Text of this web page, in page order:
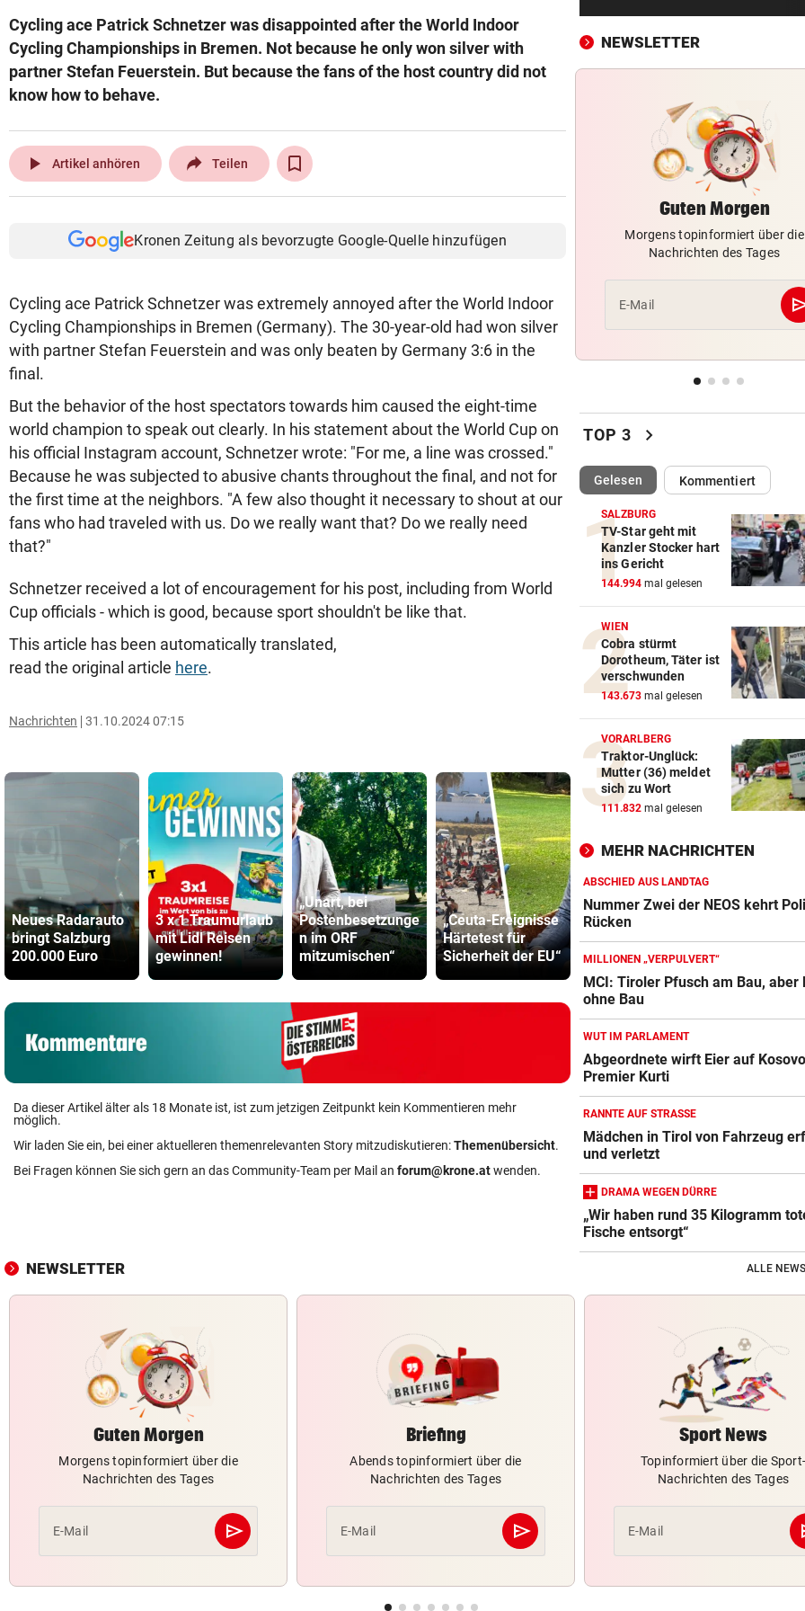
Cycling ace Patrick Schnetzer was disappointed after the World Indoor
Cycling Championships in Bremen. Not because he only won silver with
partner Stefan Feuerstein. But because the fans of the host country did not
know how to behave.
play_arrow Artikel anhören Teilen
Kronen Zeitung als bevorzugte Google-Quelle hinzufügen
Cycling ace Patrick Schnetzer was extremely annoyed after the World Indoor
Cycling Championships in Bremen (Germany). The 30-year-old had won silver
with partner Stefan Feuerstein and was only beaten by Germany 3:6 in the
final.
But the behavior of the host spectators towards him caused the eight-time
world champion to speak out clearly. In his statement about the World Cup on
his official Instagram account, Schnetzer wrote: "For me, a line was crossed."
Because he was subjected to abusive chants throughout the final, and not for
the first time at the neighbors. "A few also thought it necessary to shout at our
fans who had traveled with us. Do we really want that? Do we really need
that?"
Schnetzer received a lot of encouragement for his post, including from World
Cup officials - which is good, because sport shouldn't be like that.
This article has been automatically translated,
read the original article here.
Nachrichten 31.10.2024 07:15
Neues Radarauto
bringt Salzburg
200.000 Euro
3 x 1 Traumurlaub
mit Lidl Reisen
gewinnen!
„Unart, bei
Postenbesetzunge
n im ORF
mitzumischen“
„Ceuta-Ereignisse
Härtetest für
Sicherheit der EU“
Panthers fügen
Vikings erste
Niederlage in
AFLE zu
Frau in
Waren es
Da dieser Artikel älter als 18 Monate ist, ist zum jetzigen Zeitpunkt kein Kommentieren mehr
möglich.
Wir laden Sie ein, bei einer aktuelleren themenrelevanten Story mitzudiskutieren:Themenübersicht.
Bei Fragen können Sie sich gern an das Community-Team per Mail an forum@krone.atwenden.
Waldbrände eskalieren!
A4 teils gesperrt
KEINE SPUR ... vor
KINDHEITSERINNERUNGEN
Juhu! Die Diddl-Maus ist
wieder zurück
VATER VERSTORBEN vor 2
Lionel Messi reist mit
Trauerfeier
vor
gegen Infantino
Die große Kunst, richtig
sein
DAS SAGT PARTEICHEF
Trotz Babler-Streit: „SPÖ
OÖ zulegen“
GEFAHR DURCH HITZE vor
„Diese Menschen dürfen
vergessen“
„HOT GIRL SUMMER“ vor
Diese Filme sind perfekt für
Mädelsabend
WIEDER VERSCHÄRFUNGEN
Minister plant noch
Regeln für E-Scooter
„FACEBOOK-MORD“ vor
Waren es zwei Täter?
OLYMPIA-HELD GSTREIN vor
„Ich bin immer noch der
geblieben“
FC RED BULL SALZBURG vor 3
Haris Tabakovic: Der
Bankkaufmann mit
NEWSLETTER
Guten Morgen
Morgens topinformiert über die
Nachrichten des Tages
E-Mail
TOP 3 chevron_right
Gelesen(ausgewählt)Kommentiert
SALZBURG
TV-Star geht mit
Kanzler Stocker hart
ins Gericht
144.994 mal gelesen
WIEN
Cobra stürmt
Dorotheum, Täter ist
verschwunden
143.673 mal gelesen
VORARLBERG
Traktor-Unglück:
Mutter (36) meldet
sich zu Wort
111.832 mal gelesen
MEHR NACHRICHTEN
ABSCHIED AUS LANDTAG
Nummer Zwei der NEOS kehrt
Rücken
MILLIONEN „VERPULVERT“
MCI: Tiroler Pfusch am Bau, aber
ohne Bau
WUT IM PARLAMENT
Abgeordnete wirft Eier auf
Premier Kurti
RANNTE AUF STRASSE
Mädchen in Tirol von Fahrzeug
und verletzt
DRAMA WEGEN DÜRRE
„Wir haben rund 35 Kilogramm
Fische entsorgt“
NEWSLETTER ALLE
Guten Morgen
Morgens topinformiert über die
Nachrichten des Tages
E-Mail send
Abschicken
Briefing
Abends topinformiert über die
Nachrichten des Tages
E-Mail send
Abschicken
Sport News
Topinformiert über die Sport-
Nachrichten des Tages
E-Mail